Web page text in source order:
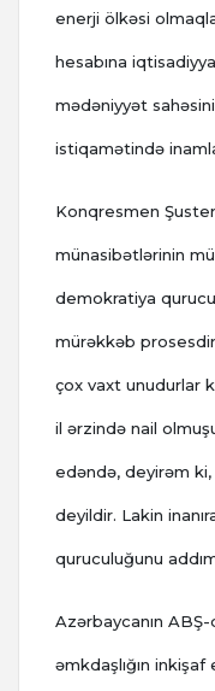
enerji ölkəsi
hesabına
mədəniyyət
istiqamətində
Konqresmen
münasibətlərinin
demokratiya
mürəkkəb
çox vaxt unudurlar
il ərzində nail
edəndə, deyirəm
deyildir. Lakin
quruculuğunu
Azərbaycanın ABŞ-
əmkdaşlığın